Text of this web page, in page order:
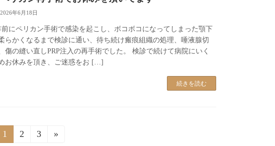
2026年6月18日
前にペリカン手術で感染を起こし、ボコボコになってしまった顎下
らかくなるまで検診に通い、待ち続け瘢痕組織の処理、唾液腺切
傷の縫い直しPRP注入の再手術でした。 検診で続けて病院にいく
お休みを頂き、ご迷惑をお […]
続きを読む
固
1
固
2
固
3 »